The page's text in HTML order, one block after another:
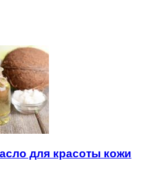
для красоты кожи